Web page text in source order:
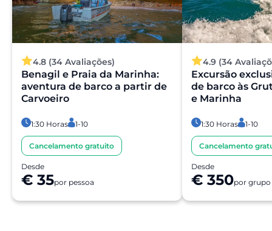
4.8 (34 Avaliações)
Benagil e Praia da Marinha:
aventura de barco a partir de
Carvoeiro
1:30 Horas 1-10
Cancelamento gratuito
Desde
€ 35por pessoa
4.9 (34
Excursão
de barco às
e Marinha
1:30 Horas 1-10
Cancelamento
Desde
€ 350por grupo